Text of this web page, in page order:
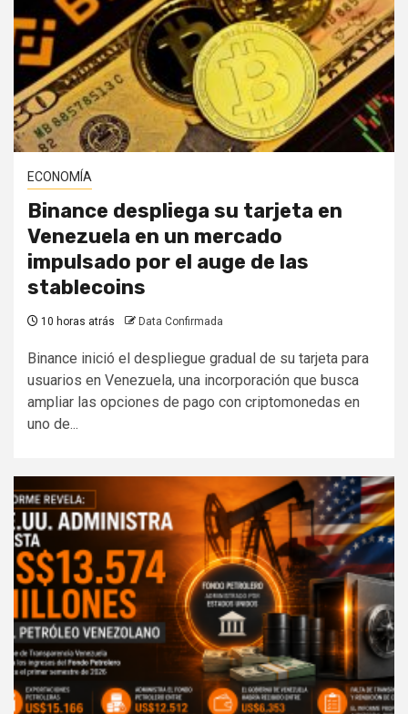
ECONOMÍA
Binance despliega su tarjeta en
Venezuela en un mercado
impulsado por el auge de las
stablecoins
10 horas atrás Data Confirmada
Binance inició el despliegue gradual de su tarjeta para
usuarios en Venezuela, una incorporación que busca
ampliar las opciones de pago con criptomonedas en
uno de...